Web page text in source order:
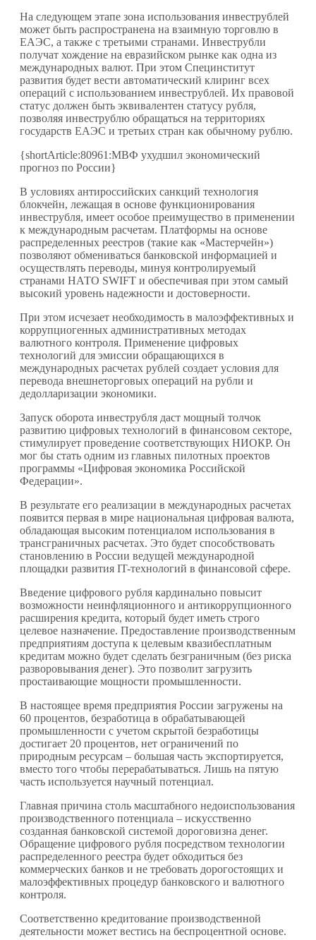
На следующем этапе зона использования инвеструблей
может быть распространена на взаимную торговлю в
ЕАЭС, а также с третьими странами. Инвеструбли
получат хождение на евразийском рынке как одна из
международных валют. При этом Специнститут
развития будет вести автоматический клиринг всех
операций с использованием инвеструблей. Их правовой
статус должен быть эквивалентен статусу рубля,
позволяя инвеструблю обращаться на территориях
государств ЕАЭС и третьих стран как обычному рублю.
{shortArticle:80961:МВФ ухудшил экономический
прогноз по России}
В условиях антироссийских санкций технология
блокчейн, лежащая в основе функционирования
инвеструбля, имеет особое преимущество в применении
к международным расчетам. Платформы на основе
распределенных реестров (такие как «Мастерчейн»)
позволяют обмениваться банковской информацией и
осуществлять переводы, минуя контролируемый
странами НАТО SWIFT и обеспечивая при этом самый
высокий уровень надежности и достоверности.
При этом исчезает необходимость в малоэффективных и
коррупциогенных административных методах
валютного контроля. Применение цифровых
технологий для эмиссии обращающихся в
международных расчетах рублей создает условия для
перевода внешнеторговых операций на рубли и
дедолларизации экономики.
Запуск оборота инвеструбля даст мощный толчок
развитию цифровых технологий в финансовом секторе,
стимулирует проведение соответствующих НИОКР. Он
мог бы стать одним из главных пилотных проектов
программы «Цифровая экономика Российской
Федерации».
В результате его реализации в международных расчетах
появится первая в мире национальная цифровая валюта,
обладающая высоким потенциалом использования в
трансграничных расчетах. Это будет способствовать
становлению в России ведущей международной
площадки развития IT-технологий в финансовой сфере.
Введение цифрового рубля кардинально повысит
возможности неинфляционного и антикоррупционного
расширения кредита, который будет иметь строго
целевое назначение. Предоставление производственным
предприятиям доступа к целевым квазибесплатным
кредитам можно будет сделать безграничным (без риска
разворовывания денег). Это позволит загрузить
простаивающие мощности промышленности.
В настоящее время предприятия России загружены на
60 процентов, безработица в обрабатывающей
промышленности с учетом скрытой безработицы
достигает 20 процентов, нет ограничений по
природным ресурсам – большая часть экспортируется,
вместо того чтобы перерабатываться. Лишь на пятую
часть используется научный потенциал.
Главная причина столь масштабного недоиспользования
производственного потенциала – искусственно
созданная банковской системой дороговизна денег.
Обращение цифрового рубля посредством технологии
распределенного реестра будет обходиться без
коммерческих банков и не требовать дорогостоящих и
малоэффективных процедур банковского и валютного
контроля.
Соответственно кредитование производственной
деятельности может вестись на беспроцентной основе.